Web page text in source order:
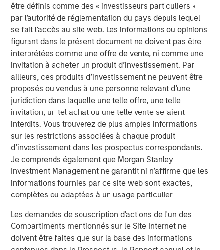
être définis comme des « investisseurs particuliers »
par l’autorité de réglementation du pays depuis lequel
se fait l’accès au site web. Les informations ou opinions
figurant dans le présent document ne doivent pas être
interprétées comme une offre de vente, ni comme une
invitation à acheter un produit d’investissement. Par
ailleurs, ces produits d’investissement ne peuvent être
proposés ou vendus à une personne relevant d’une
juridiction dans laquelle une telle offre, une telle
invitation, un tel achat ou une telle vente seraient
interdits. Vous trouverez de plus amples informations
sur les restrictions associées à chaque produit
d’investissement dans les prospectus correspondants.
Je comprends également que Morgan Stanley
Investment Management ne garantit ni n’affirme que les
informations fournies par ce site web sont exactes,
complètes ou adaptées à un usage particulier
Les demandes de souscription d'actions de l'un des
Compartiments mentionnés sur le Site Internet ne
doivent être faites que sur la base des informations
Reproduced with permission of:
Idées liées
PRESS RELEASE
Morgan Stanley Real Estate Investing
Announces Acquisition of French Logistics
Portfolio of Five Assets